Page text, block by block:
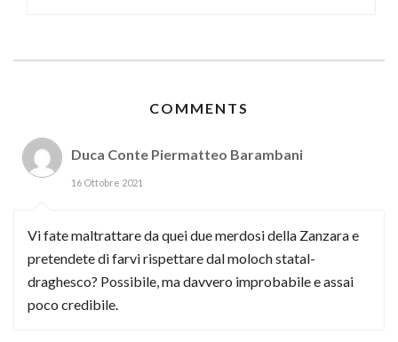
COMMENTS
Duca Conte Piermatteo Barambani
16 Ottobre 2021
Vi fate maltrattare da quei due merdosi della Zanzara e
pretendete di farvi rispettare dal moloch statal-
draghesco? Possibile, ma davvero improbabile e assai
poco credibile.